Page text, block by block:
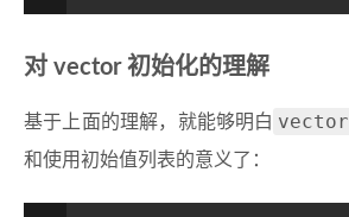
对 vector 初始化的理解
基于上面的理解，就能够明白 vector
和使用初始值列表的意义了：